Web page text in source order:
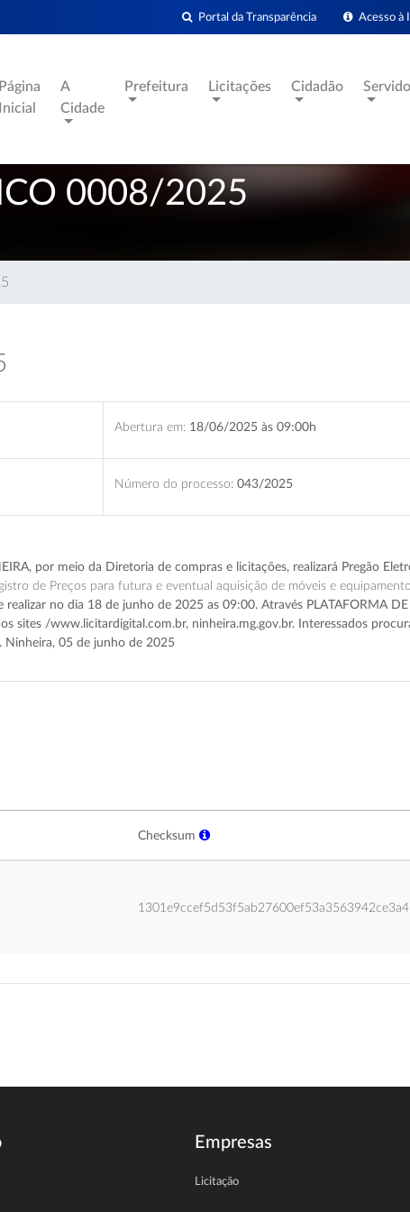
Acesso à
Portal da Transparência
Página
Inicial
A
Cidade
Prefeitura Licitações Cidadão
0008/2025
Abertura em: 18/06/2025 às 09:00h
Número do processo: 043/2025
por meio da Diretoria de compras e licitações, realizará Pregão
de Preços para futura e eventual aquisição de móveis e
realizar no dia 18 de junho de 2025 as 09:00. Através PLATAFORMA DE
sites /www.licitardigital.com.br, ninheira.mg.gov.br. Interessados
Ninheira, 05 de junho de 2025
Checksum
1301e9ccef5d53f5ab27600ef53a3563942ce3a4
Empresas
Licitação